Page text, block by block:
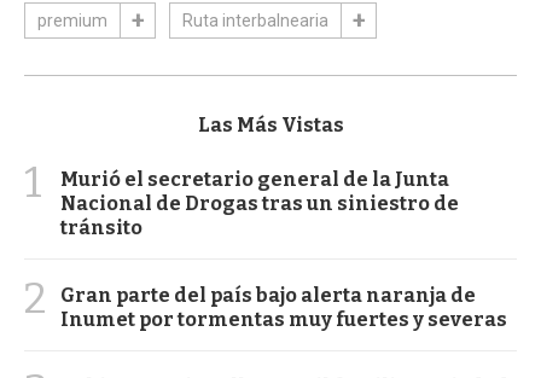
premium Ruta interbalnearia
Las Más Vistas
1
Murió el secretario general de la Junta
Nacional de Drogas tras un siniestro de
tránsito
2
Gran parte del país bajo alerta naranja de
Inumet por tormentas muy fuertes y severas